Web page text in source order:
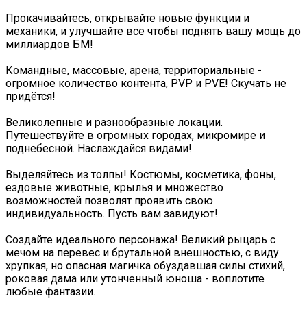
Прокачивайтесь, открывайте новые функции и
механики, и улучшайте всё чтобы поднять вашу мощь до
миллиардов БМ!
Командные, массовые, арена, территориальные -
огромное количество контента, PVP и PVE! Скучать не
придётся!
Великолепные и разнообразные локации.
Путешествуйте в огромных городах, микромире и
поднебесной. Наслаждайся видами!
Выделяйтесь из толпы! Костюмы, косметика, фоны,
ездовые животные, крылья и множество
возможностей позволят проявить свою
индивидуальность. Пусть вам завидуют!
Создайте идеального персонажа! Великий рыцарь с
мечом на перевес и брутальной внешностью, с виду
хрупкая, но опасная магичка обуздавшая силы стихий,
роковая дама или утонченный юноша - воплотите
любые фантазии.